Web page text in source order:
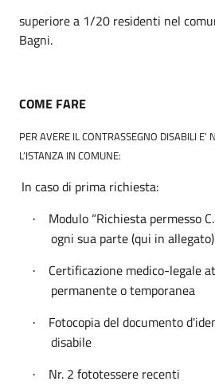
superiore a 1/20 residenti nel
Bagni.
COME FARE
PER AVERE IL CONTRASSEGNO DISABILI E’
L’ISTANZA IN COMUNE:
In caso di prima richiesta:
·
Modulo “Richiesta permesso
ogni sua parte (qui in allegato)
·
Certificazione medico-legale
permanente o temporanea
·
Fotocopia del documento
disabile
· Nr. 2 fototessere recenti